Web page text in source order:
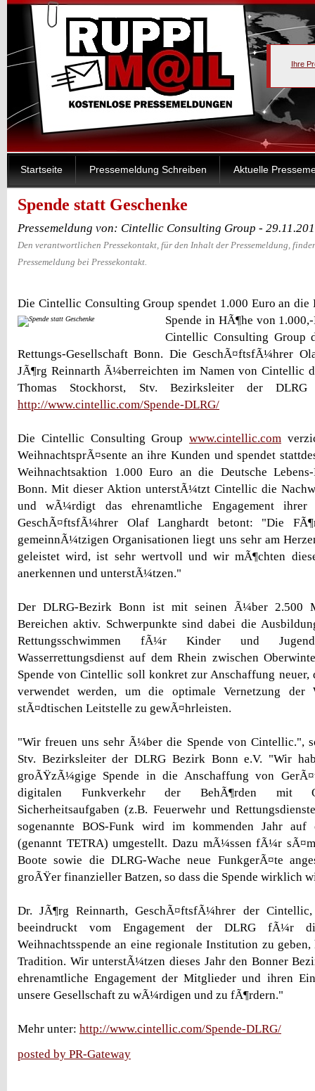
Ihre
Startseite Pressemeldung Schreiben Aktuelle
Spende statt Geschenke
Pressemeldung von: Cintellic Consulting Group -
Den verantwortlichen Pressekontakt, für den Inhalt der Pressemeldung,
Pressemeldung bei Pressekontakt.
Die Cintellic Consulting Group spendet 1.000 Euro an
Spende in HÃ¶he von
Cintellic Consulting Group
Rettungs-Gesellschaft Bonn. Die GeschÃ¤ftsfÃ¼hrer
JÃ¶rg Reinnarth Ã¼berreichten im Namen von Cintellic
Thomas Stockhorst, Stv. Bezirksleiter der
http://www.cintellic.com/Spende-DLRG/
Die Cintellic Consulting Group www.cintellic.com
WeihnachtsprÃ¤sente an ihre Kunden und spendet
Weihnachtsaktion 1.000 Euro an die Deutsche Lebens-
Bonn. Mit dieser Aktion unterstÃ¼tzt Cintellic die
und wÃ¼rdigt das ehrenamtliche Engagement
GeschÃ¤ftsfÃ¼hrer Olaf Langhardt betont: "Die
gemeinnÃ¼tzigen Organisationen liegt uns sehr am
geleistet wird, ist sehr wertvoll und wir mÃ¶chten
anerkennen und unterstÃ¼tzen."
Der DLRG-Bezirk Bonn ist mit seinen Ã¼ber 2.500
Bereichen aktiv. Schwerpunkte sind dabei die
Rettungsschwimmen fÃ¼r Kinder und
Wasserrettungsdienst auf dem Rhein zwischen
Spende von Cintellic soll konkret zur Anschaffung neuer,
verwendet werden, um die optimale Vernetzung der
stÃ¤dtischen Leitstelle zu gewÃ¤hrleisten.
"Wir freuen uns sehr Ã¼ber die Spende von Cintellic.",
Stv. Bezirksleiter der DLRG Bezirk Bonn e.V. "Wir
groÃŸzÃ¼gige Spende in die Anschaffung von
digitalen Funkverkehr der BehÃ¶rden mit
Sicherheitsaufgaben (z.B. Feuerwehr und
sogenannte BOS-Funk wird im kommenden Jahr auf
(genannt TETRA) umgestellt. Dazu mÃ¼ssen fÃ¼r
Boote sowie die DLRG-Wache neue FunkgerÃ¤te
groÃŸer finanzieller Batzen, so dass die Spende wirklich
Dr. JÃ¶rg Reinnarth, GeschÃ¤ftsfÃ¼hrer der
beeindruckt vom Engagement der DLRG fÃ¼r
Weihnachtsspende an eine regionale Institution zu geben,
Tradition. Wir unterstÃ¼tzen dieses Jahr den Bonner
ehrenamtliche Engagement der Mitglieder und ihren
unsere Gesellschaft zu wÃ¼rdigen und zu fÃ¶rdern."
Mehr unter: http://www.cintellic.com/Spende-DLRG/
posted by PR-Gateway